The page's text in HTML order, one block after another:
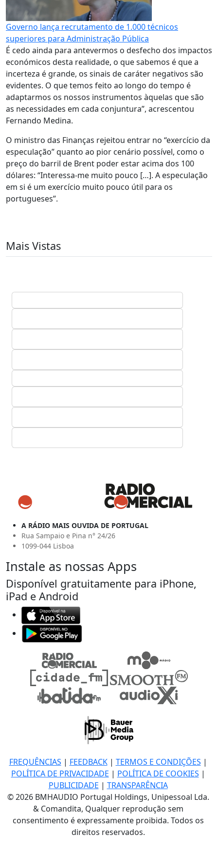
Governo lança recrutamento de 1.000 técnicos
superiores para Administração Pública
É cedo ainda para antevermos o desfecho dos impactos
económicos desta realidade, o que sabemos é que a
incerteza é grande, os sinais de caráter negativos são
evidentes. O que temos feito ao longo do tempo é
adaptarmos os nossos instrumentos àquelas que são
as necessidades em cada conjuntura”, acrescentou
Fernando Medina.
O ministro das Finanças rejeitou entrar no “exercício da
especulação” quanto ao pior cenário possível, como o
preço do barril de Brent poder estar acima dos 100
dólares: “Interessa-me muito pouco […]. A especulação
em si é um exercício muito pouco útil para os
portugueses”.
Mais Vistas
A RÁDIO MAIS OUVIDA DE PORTUGAL
Rua Sampaio e Pina n° 24/26
1099-044 Lisboa
Instale as nossas Apps
Disponível gratuitamente para iPhone,
iPad e Android
FREQUÊNCIAS | FEEDBACK| TERMOS E CONDIÇÕES |
POLÍTICA DE PRIVACIDADE | POLÍTICA DE COOKIES |
PUBLICIDADE | TRANSPARÊNCIA
© 2026 BMHAUDIO Portugal Holdings, Unipessoal Lda.
& Comandita, Qualquer reprodução sem
consentimento é expressamente proibida. Todos os
direitos reservados.